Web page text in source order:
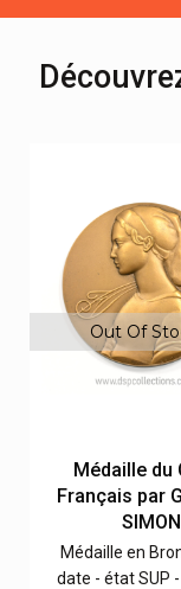
Out Of
Médaille du
Français par
SIMON
Médaille en
date - état SUP -